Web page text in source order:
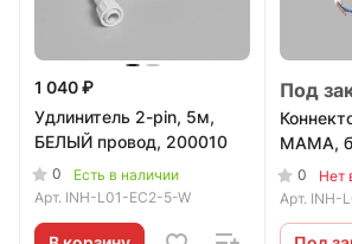
1 040 ₽
Удлинитель 2-pin, 5м,
БЕЛЫЙ провод, 200010
0
Есть в наличии
Арт. INH-L01-EC2-5-W
Под
МАМА,
0
Нет
Арт. INH-